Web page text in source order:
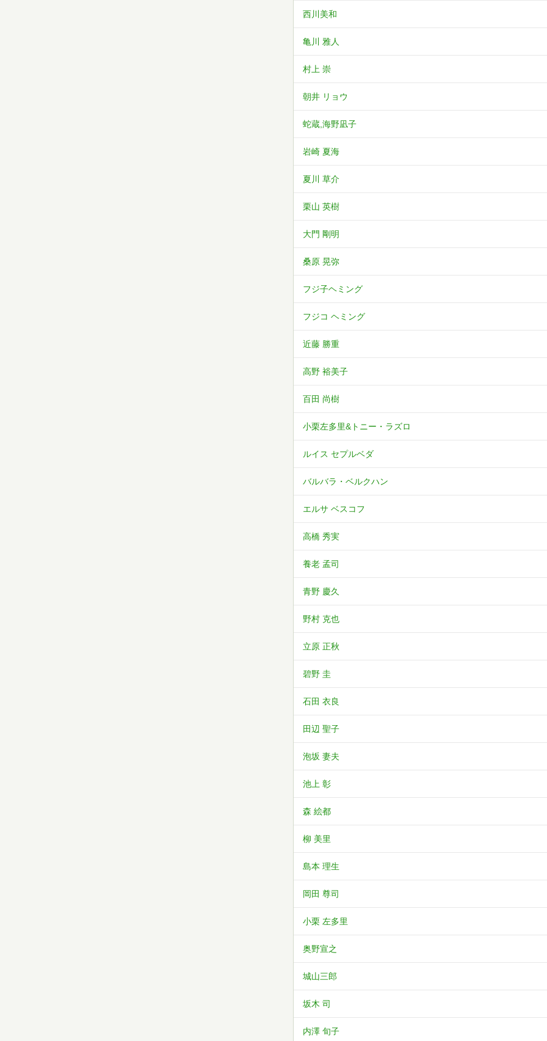
西川美和
亀川 雅人
村上 崇
朝井 リョウ
蛇蔵,海野凪子
岩崎 夏海
夏川 草介
栗山 英樹
大門 剛明
桑原 晃弥
フジ子ヘミング
フジコ ヘミング
近藤 勝重
高野 裕美子
百田 尚樹
小栗左多里&トニー・ラズロ
ルイス セプルベダ
バルバラ・ベルクハン
エルサ ベスコフ
高橋 秀実
養老 孟司
青野 慶久
野村 克也
立原 正秋
碧野 圭
石田 衣良
田辺 聖子
泡坂 妻夫
池上 彰
森 絵都
柳 美里
島本 理生
岡田 尊司
小栗 左多里
奥野宣之
城山三郎
坂木 司
内澤 旬子